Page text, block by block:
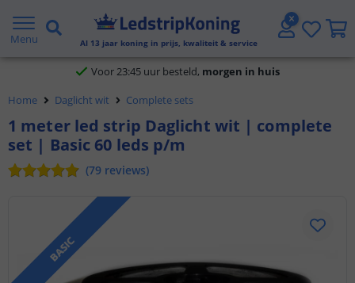
Menu Al 13 jaar koning in prijs, kwaliteit & service
Klantbeoordeling 9.1
Voor 23:45 uur besteld,
Gratis verzending vanaf € 20,- NL en BE
Voor 23:45 uur besteld,
Home Daglicht wit Complete sets
1 meter led strip Daglicht wit | complete
set | Basic 60 leds p/m
(79 reviews)
BASIC